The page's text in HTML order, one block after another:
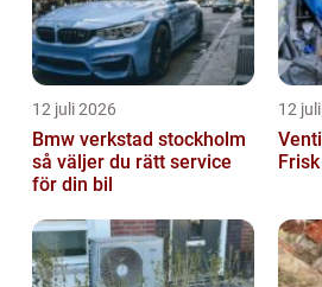
12 juli 2026
Bmw verkstad stockholm
så väljer du rätt service
för din bil
12